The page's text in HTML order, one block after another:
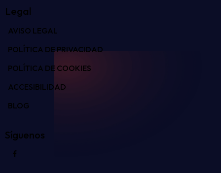
Legal
AVISO LEGAL
POLÍTICA DE PRIVACIDAD
POLÍTICA DE COOKIES
ACCESIBILIDAD
BLOG
Síguenos